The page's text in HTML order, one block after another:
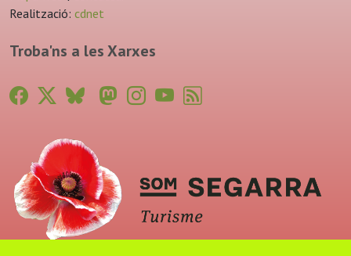
Realització: cdnet
Troba'ns a les Xarxes